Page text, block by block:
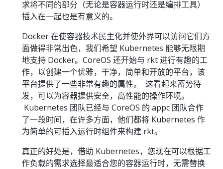
求将不同的部分（无论是容器运行时还是编排工具）
插入在一起也是有意义的。
Docker 在使容器技术民主化并使外界可以访问它们方
面做得非常出色，我们希望 Kubernetes 能够无限期
地支持 Docker。CoreOS 还开始与 rkt 进行有趣的工
作，以创建一个优雅，干净，简单和开放的平台，该
平台提供了一些非常有趣的属性。 这看起来蓄势待
发，可以为容器提供安全，高性能的操作环境。
Kubernetes 团队已经与 CoreOS 的 appc 团队合作
了一段时间，在许多方面，他们都将 Kubernetes 作
为简单的可插入运行时组件来构建 rkt。
真正的好处是，借助 Kubernetes，您现在可以根据工
作负载的需求选择最适合您的容器运行时，无需替换